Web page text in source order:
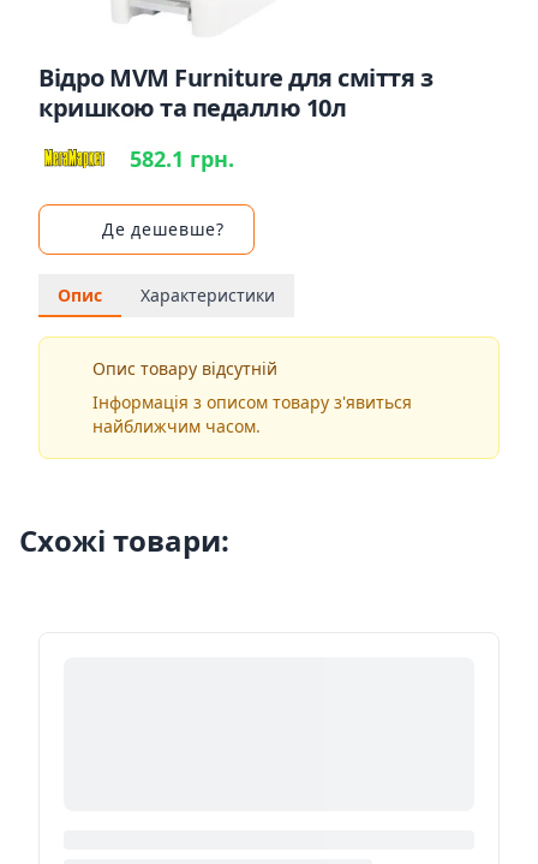
Відро MVM Furniture для сміття з
кришкою та педаллю 10л
582.1 грн.
Де дешевше?
Опис Характеристики
Опис товару відсутній
Інформація з описом товару з'явиться
найближчим часом.
Схожі товари: